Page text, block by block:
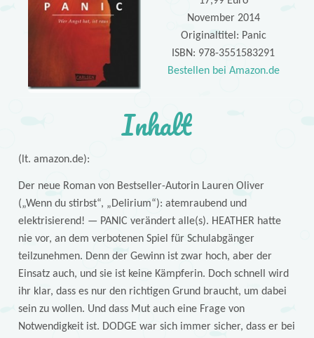
November 2014
Originaltitel: Panic
ISBN: 978-3551583291
Bestellen bei Amazon.de
Inhalt
(lt. amazon.de):
Der neue Roman von Bestseller-Autorin Lauren Oliver
(„Wenn du stirbst“, „Delirium“): atemraubend und
elektrisierend! — PANIC verändert alle(s). HEATHER hatte
nie vor, an dem verbotenen Spiel für Schulabgänger
teilzunehmen. Denn der Gewinn ist zwar hoch, aber der
Einsatz auch, und sie ist keine Kämpferin. Doch schnell wird
ihr klar, dass es nur den richtigen Grund braucht, um dabei
sein zu wollen. Und dass Mut auch eine Frage von
Notwendigkeit ist. DODGE war sich immer sicher, dass er bei